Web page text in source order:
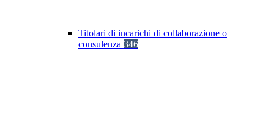
Titolari di incarichi di collaborazione o
consulenza 346